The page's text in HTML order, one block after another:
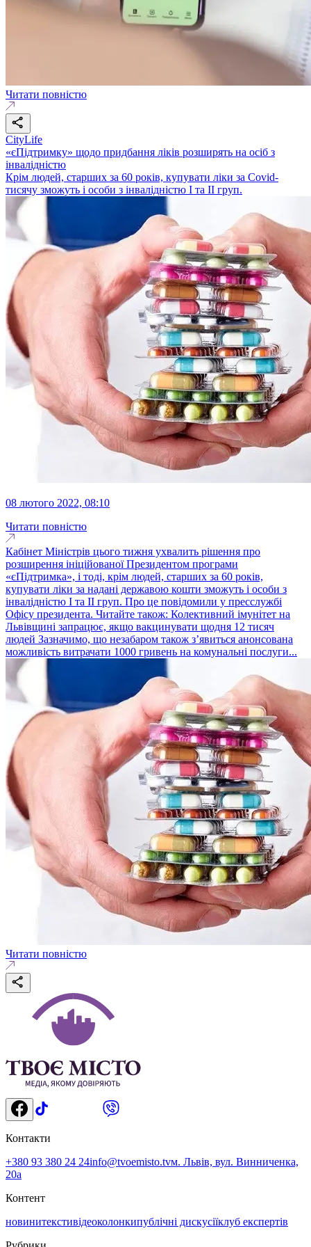
Читати повністю
CityLife
«єПідтримку» щодо придбання ліків розширять на осіб з
інвалідністю
Крім людей, старших за 60 років, купувати ліки за Covid-
тисячу зможуть і особи з інвалідністю I та ІІ груп.
08 лютого 2022, 08:10
Читати повністю
Кабінет Міністрів цього тижня ухвалить рішення про
розширення ініційованої Президентом програми
«єПідтримка», і тоді, крім людей, старших за 60 років,
купувати ліки за надані державою кошти зможуть і особи з
інвалідністю I та ІІ груп. Про це повідомили у пресслужбі
Офісу президента. Читайте також: Колективний імунітет на
Львівщині запрацює, якщо вакцинувати щодня 12 тисяч
людей Зазначимо, що незабаром також з’явиться анонсована
можливість витрачати 1000 гривень на комунальні послуги...
Читати повністю
Контакти
+380 93 380 24 24info@tvoemisto.tvм. Львів, вул. Винниченка,
20а
Контент
новинитекстивідеоколонкипублічні дискусіїклуб експертів